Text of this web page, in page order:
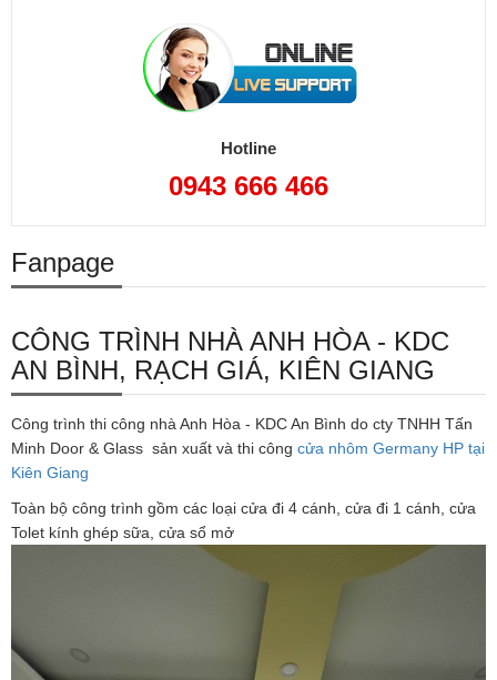
Hotline
0943 666 466
Fanpage
CÔNG TRÌNH NHÀ ANH HÒA - KDC
AN BÌNH, RẠCH GIÁ, KIÊN GIANG
Công trình thi công nhà Anh Hòa - KDC An Bình do cty TNHH Tấn
Minh Door & Glass sản xuất và thi công cửa nhôm Germany HP tại
Kiên Giang
Toàn bộ công trình gồm các loại cửa đi 4 cánh, cửa đi 1 cánh, cửa
Tolet kính ghép sữa, cửa sổ mở